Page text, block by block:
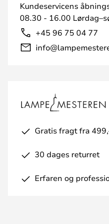
Kundeservicens
08.30 - 16.00
+45 96 75 04 77
Gratis fragt fra
30 dages returret
Erfaren og